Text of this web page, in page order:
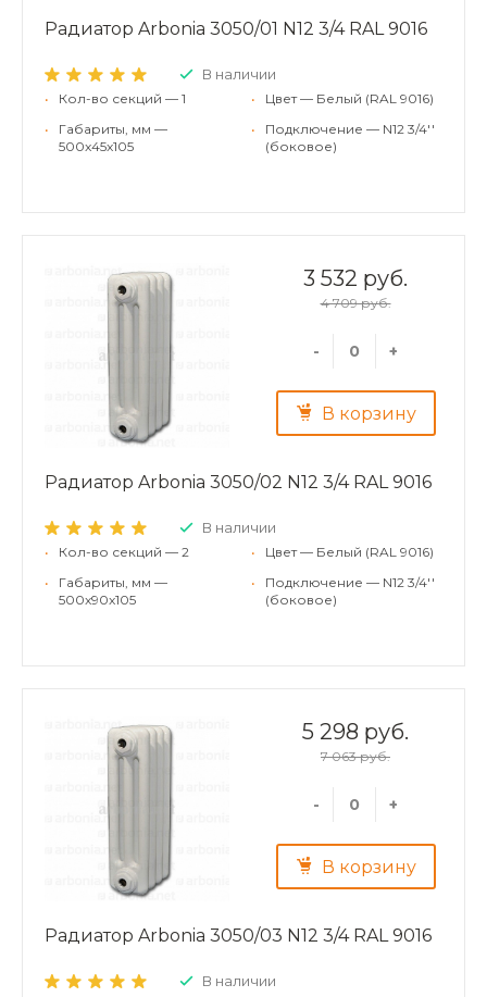
Радиатор Arbonia 3050/01 N12 3/4 RAL 9016
В наличии
•
Кол-во секций — 1
•
Габариты, мм —
500x45x105
•
Цвет — Белый (RAL 9016)
•
Подключение — N12 3/4''
(боковое)
3 532 руб.
4 709 руб.
- +
В корзину
Радиатор Arbonia 3050/02 N12 3/4 RAL 9016
В наличии
•
Кол-во секций — 2
•
Габариты, мм —
500x90x105
•
Цвет — Белый (RAL 9016)
•
Подключение — N12 3/4''
(боковое)
5 298 руб.
7 063 руб.
- +
В корзину
Радиатор Arbonia 3050/03 N12 3/4 RAL 9016
В наличии